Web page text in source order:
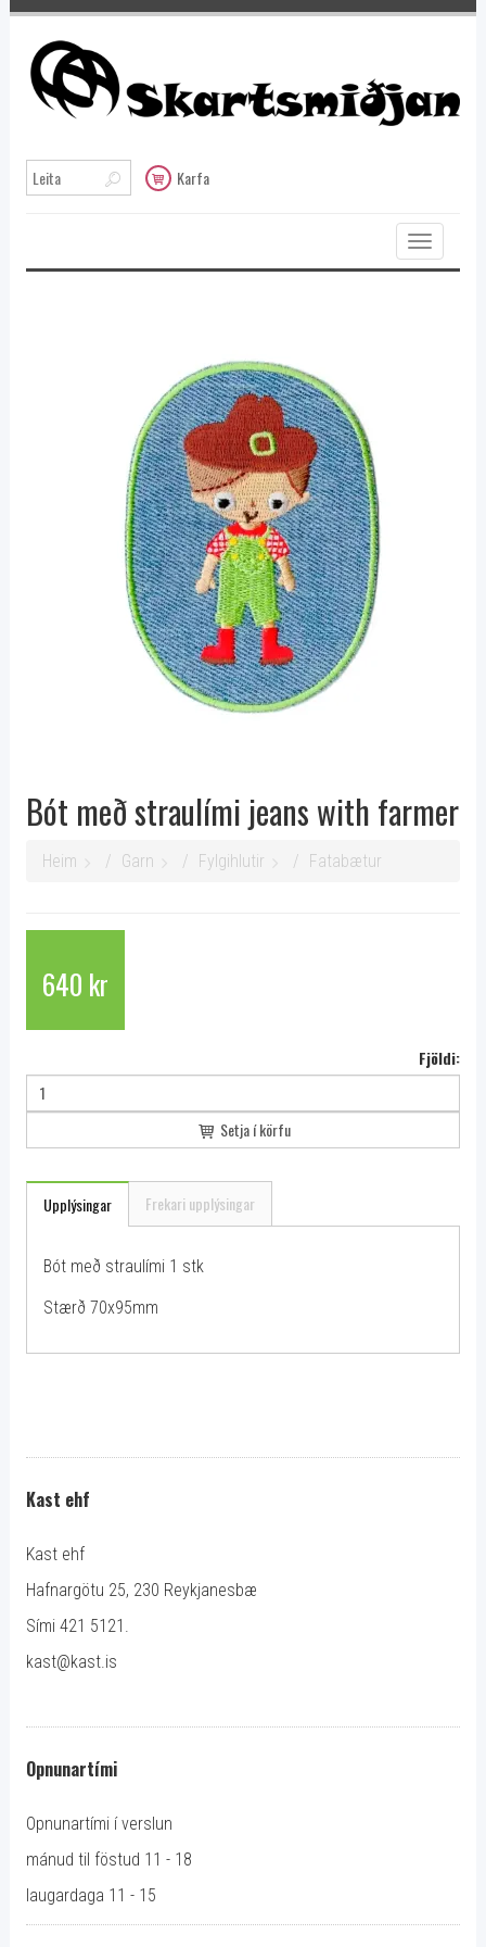
Karfa
Toggle
navigation
Bót með straulími jeans with farmer
Heim Garn Fylgihlutir Fatabætur
640 kr
Fjöldi:
Setja í körfu
Upplýsingar Frekari upplýsingar
Bót með straulími 1 stk
Stærð 70x95mm
Kast ehf
Kast ehf
Hafnargötu 25, 230 Reykjanesbæ
Sími 421 5121.
kast@kast.is
Opnunartími
Opnunartími í verslun
mánud til föstud 11 - 18
laugardaga 11 - 15